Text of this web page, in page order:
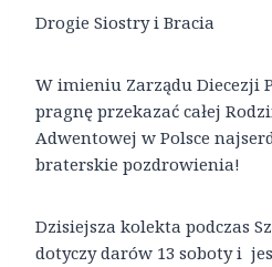
Drogie Siostry i Bracia
W imieniu Zarządu Diecezji
pragnę przekazać całej
Adwentowej w Polsce
braterskie pozdrowienia!
Dzisiejsza kolekta podczas
dotyczy darów 13 soboty i